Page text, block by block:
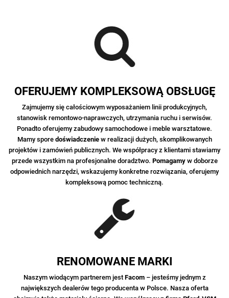
OFERUJEMY KOMPLEKSOWĄ OBSŁUGĘ
Zajmujemy się całościowym wyposażaniem linii produkcyjnych,
stanowisk remontowo-naprawczych, utrzymania ruchu i serwisów.
Ponadto oferujemy zabudowy samochodowe i meble warsztatowe.
Mamy spore doświadczeniew realizacji dużych, skomplikowanych
projektów i zamówień publicznych. We współpracy z klientami stawiamy
przede wszystkim na profesjonalne doradztwo. Pomagamyw doborze
odpowiednich narzędzi, wskazujemy konkretne rozwiązania, oferujemy
kompleksową pomoc techniczną.
RENOMOWANE MARKI
Naszym wiodącym partnerem jestFacom– jesteśmy jednym z
największych dealerów tego producenta w Polsce. Nasza oferta